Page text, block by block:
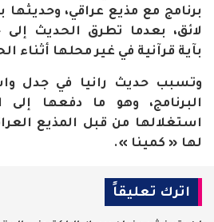
برنامج مع مذيع عراقي،
لائق، بعدما تطرق الحديث
بآية قرآنية في غير محلها أثناء
وتسبب حديث رانيا في جدل
البرنامج، وهو ما دفعها
استغلالها من قبل المذيع
لها « كمينا ».
اترك تعليقاً